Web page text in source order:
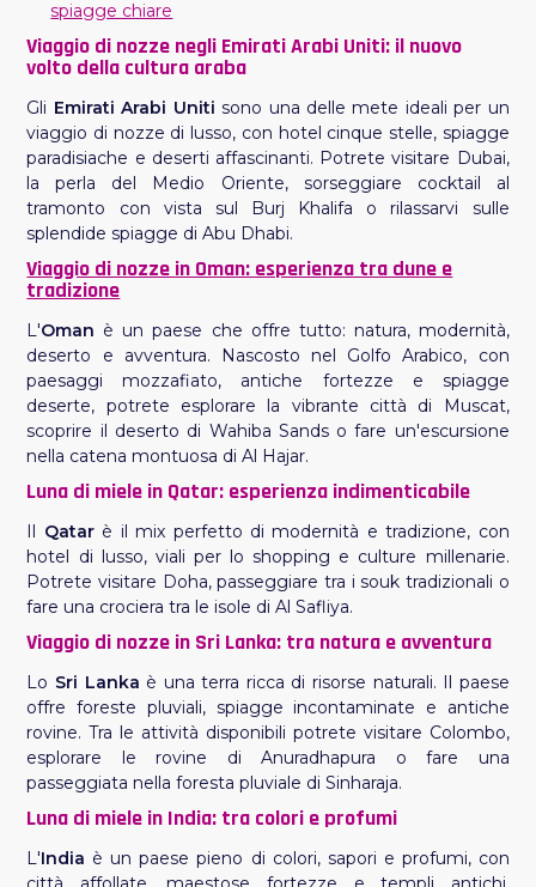
spiagge chiare
Viaggio di nozze negli Emirati Arabi Uniti: il nuovo
volto della cultura araba
Gli Emirati Arabi Uniti sono una delle mete ideali per un
viaggio di nozze di lusso, con hotel cinque stelle, spiagge
paradisiache e deserti affascinanti. Potrete visitare Dubai,
la perla del Medio Oriente, sorseggiare cocktail al
tramonto con vista sul Burj Khalifa o rilassarvi sulle
splendide spiagge di Abu Dhabi.
Viaggio di nozze in Oman: esperienza tra dune e
tradizione
L'Oman è un paese che offre tutto: natura, modernità,
deserto e avventura. Nascosto nel Golfo Arabico, con
paesaggi mozzafiato, antiche fortezze e spiagge
deserte, potrete esplorare la vibrante città di Muscat,
scoprire il deserto di Wahiba Sands o fare un'escursione
nella catena montuosa di Al Hajar.
Luna di miele in Qatar: esperienza indimenticabile
Il Qatarè il mix perfetto di modernità e tradizione, con
hotel di lusso, viali per lo shopping e culture millenarie.
Potrete visitare Doha, passeggiare tra i souk tradizionali o
fare una crociera tra le isole di Al Safliya.
Viaggio di nozze in Sri Lanka: tra natura e avventura
Lo Sri Lanka è una terra ricca di risorse naturali. Il paese
offre foreste pluviali, spiagge incontaminate e antiche
rovine. Tra le attività disponibili potrete visitare Colombo,
esplorare le rovine di Anuradhapura o fare una
passeggiata nella foresta pluviale di Sinharaja.
Luna di miele in India: tra colori e profumi
L'India è un paese pieno di colori, sapori e profumi, con